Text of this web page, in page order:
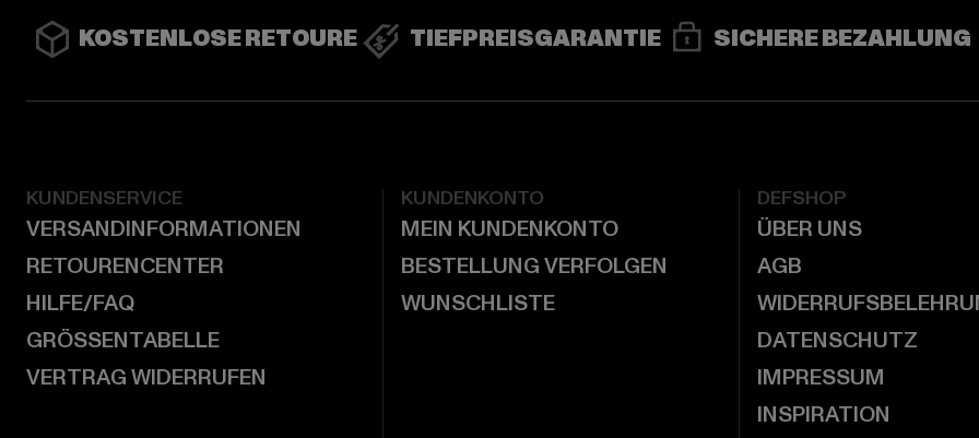
KOSTENLOSE RETOURE TIEFPREISGARANTIE SICHERE BEZAHLUNG
KUNDENSERVICE
VERSANDINFORMATIONEN
RETOURENCENTER
HILFE/FAQ
GRÖSSENTABELLE
VERTRAG WIDERRUFEN
KUNDENKONTO
MEIN KUNDENKONTO
BESTELLUNG VERFOLGEN
WUNSCHLISTE
DEFSHOP
ÜBER UNS
AGB
DATENSCHUTZ
IMPRESSUM
INSPIRATION